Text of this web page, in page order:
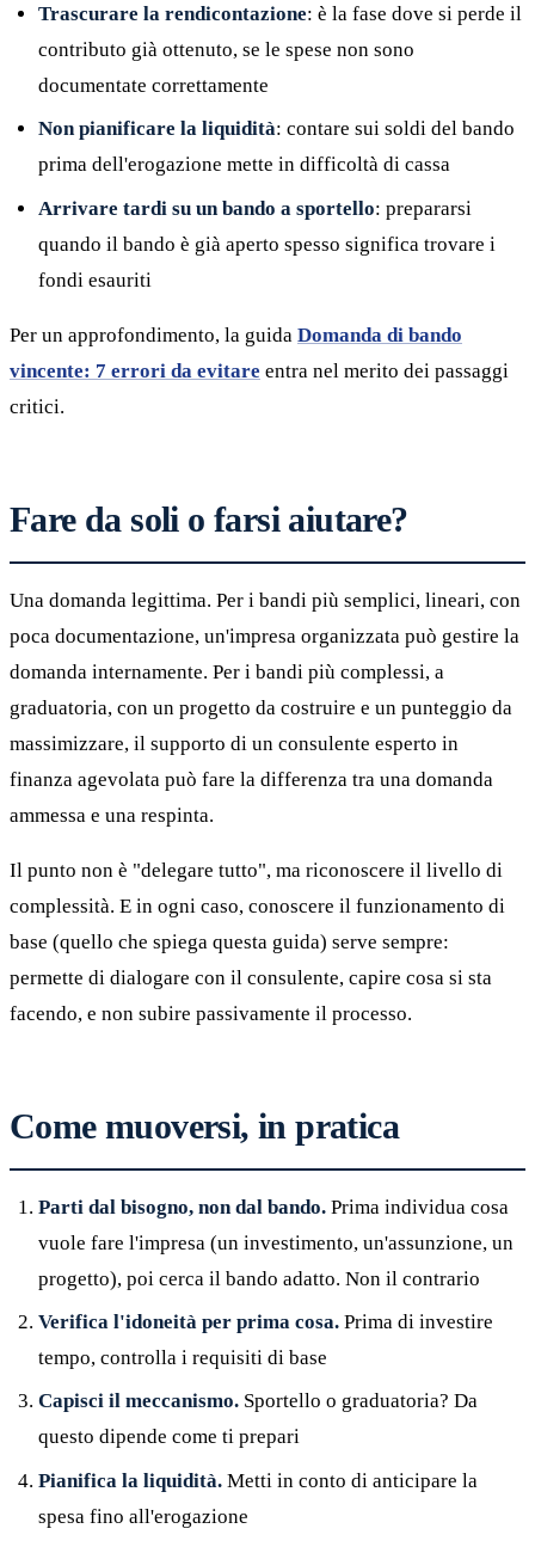
Trascurare la rendicontazione: è la fase dove si perde il
contributo già ottenuto, se le spese non sono
documentate correttamente
Non pianificare la liquidità: contare sui soldi del bando
prima dell'erogazione mette in difficoltà di cassa
Arrivare tardi su un bando a sportello: prepararsi
quando il bando è già aperto spesso significa trovare i
fondi esauriti
Per un approfondimento, la guida Domanda di bando
vincente: 7 errori da evitare entra nel merito dei passaggi
critici.
Fare da soli o farsi aiutare?
Una domanda legittima. Per i bandi più semplici, lineari, con
poca documentazione, un'impresa organizzata può gestire la
domanda internamente. Per i bandi più complessi, a
graduatoria, con un progetto da costruire e un punteggio da
massimizzare, il supporto di un consulente esperto in
finanza agevolata può fare la differenza tra una domanda
ammessa e una respinta.
Il punto non è "delegare tutto", ma riconoscere il livello di
complessità. E in ogni caso, conoscere il funzionamento di
base (quello che spiega questa guida) serve sempre:
permette di dialogare con il consulente, capire cosa si sta
facendo, e non subire passivamente il processo.
Come muoversi, in pratica
Parti dal bisogno, non dal bando. Prima individua cosa
vuole fare l'impresa (un investimento, un'assunzione, un
progetto), poi cerca il bando adatto. Non il contrario
Verifica l'idoneità per prima cosa. Prima di investire
tempo, controlla i requisiti di base
Capisci il meccanismo. Sportello o graduatoria? Da
questo dipende come ti prepari
Pianifica la liquidità. Metti in conto di anticipare la
spesa fino all'erogazione